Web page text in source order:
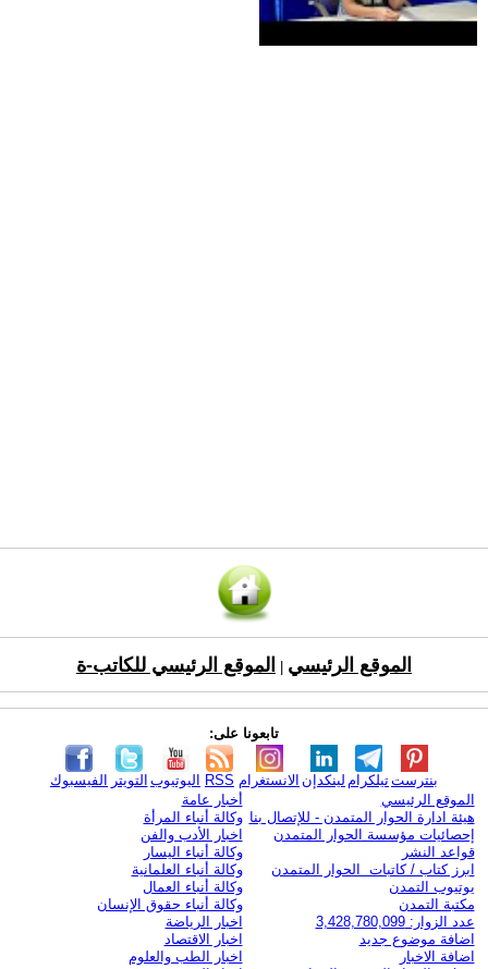
الموقع الرئيسي الموقع الرئيسي للكاتب-ة
تابعونا على:
الفيسبوك التويتر اليوتيوب RSS الانستغرام لينكدإن تيلكرامبنترست
الموقع الرئيسي
هيئة ادارة الحوار المتمدن - للإتصال بنا
إحصائيات مؤسسة الحوار المتمدن
قواعد النشر
ابرز كتاب / كاتبات الحوار المتمدن
يوتيوب التمدن
مكتبة التمدن
عدد الزوار: 3,428,780,099
اضافة موضوع جديد
اضافة الاخبار
أخبار عامة
وكالة أنباء المرأة
اخبار الأدب والفن
وكالة أنباء اليسار
وكالة أنباء العلمانية
وكالة أنباء العمال
وكالة أنباء حقوق الإنسان
اخبار الرياضة
اخبار الاقتصاد
اخبار الطب والعلوم